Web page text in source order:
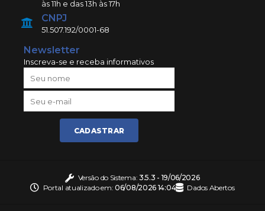
às 11h e das 13h às 17h
CNPJ
51.507.192/0001-68
Newsletter
Inscreva-se e receba informativos
CADASTRAR
Versão do Sistema: 3.5.3 - 19/06/2026
Portal atualizado em:06/08/2026 14:04 Dados Abertos